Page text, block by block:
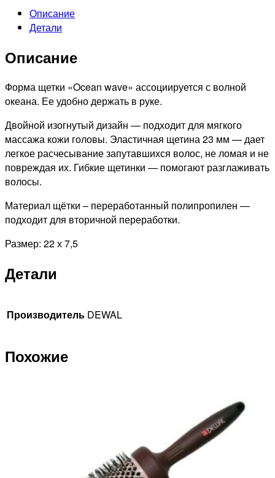
Описание
Детали
Описание
Форма щетки «Ocean wave» ассоциируется с волной
океана. Ее удобно держать в руке.
Двойной изогнутый дизайн — подходит для мягкого
массажа кожи головы. Эластичная щетина 23 мм — дает
легкое расчесывание запутавшихся волос, не ломая и не
повреждая их. Гибкие щетинки — помогают разглаживать
волосы.
Материал щётки – переработанный полипропилен —
подходит для вторичной переработки.
Размер: 22 х 7,5
Детали
Производитель DEWAL
Похожие